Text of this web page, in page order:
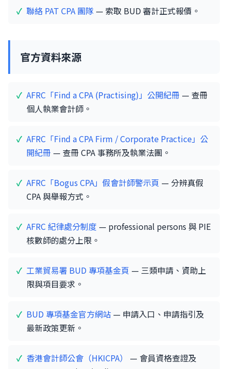
聯絡 PAT CPA 團隊 — 索取 BUD 審計正式報價。
官方資料來源
AFRC「Find a CPA (Practising)」公開紀冊 — 查冊
個人執業會計師。
AFRC「Find a CPA Firm / Corporate Practice」公
開紀冊 — 查冊 CPA 事務所及執業法團。
AFRC「Bogus CPA」假會計師警示頁 — 分辨真假
CPA 與舉報方式。
AFRC 紀律處分制度 — professional persons 與 PIE
核數師的處分上限。
工業貿易署 BUD 專項基金頁 — 三類申請、資助上
限與項目要求。
BUD 專項基金官方網站 — 申請入口、申請指引及
最新政策更新。
香港會計師公會（HKICPA）
— 會員資格查證及